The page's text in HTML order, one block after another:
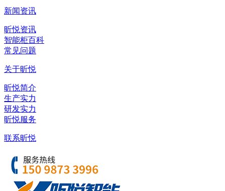
新闻资讯
昕悦资讯
智能柜百科
常见问题
关于昕悦
昕悦简介
生产实力
研发实力
昕悦服务
联系昕悦